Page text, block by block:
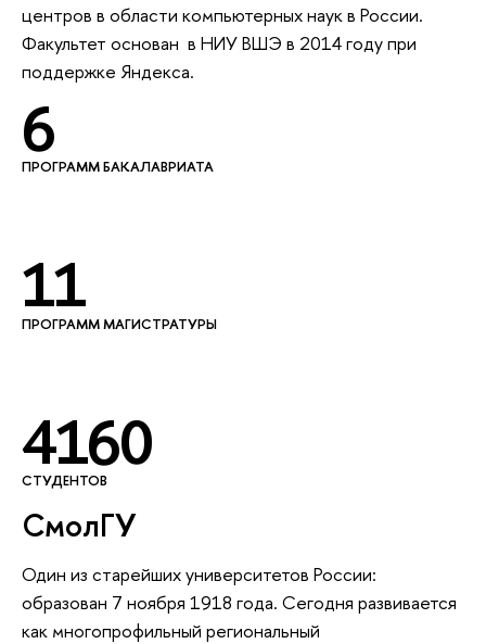
центров в области компьютерных наук в России.
Факультет основан в НИУ ВШЭ в 2014 году при
поддержке Яндекса.
6
ПРОГРАММ БАКАЛАВРИАТА
11
ПРОГРАММ МАГИСТРАТУРЫ
4160
СТУДЕНТОВ
СмолГУ
Один из старейших университетов России:
образован 7 ноября 1918 года. Сегодня развивается
как многопрофильный региональный